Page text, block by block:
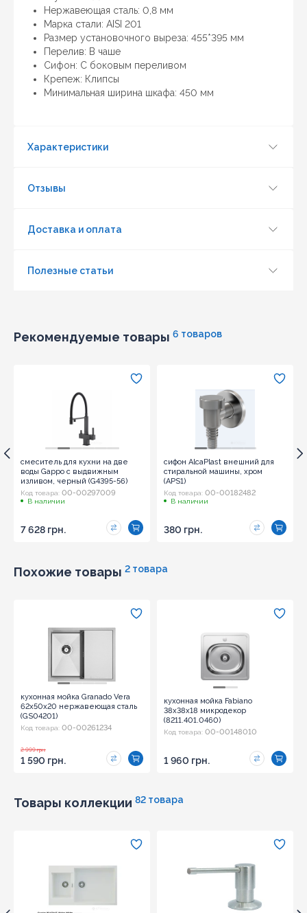
Нержавеющая сталь: 0,8 мм
Марка стали: AISI 201
Размер установочного выреза: 455*395 мм
Перелив: В чаше
Cифон: С боковым переливом
Крепеж: Клипсы
Минимальная ширина шкафа: 450 мм
Характеристики
Отзывы
Доставка и оплата
Полезные статьи
Рекомендуемые товары 6 товаров
смеситель для кухни на две
воды Gappo с выдвижным
изливом, черный (G4395-56)
Код товара: 00-00297009
В наличии
7 628 грн.
сифон AlcaPlast внешний для
стиральной машины, хром
(APS1)
Код товара: 00-00182482
В наличии
380 грн.
Похожие товары 2 товара
кухонная мойка Granado Vera
62x50x20 нержавеющая сталь
(GS04201)
Код товара: 00-00261234
2 999 грн.
1 590 грн.
кухонная мойка Fabiano
38x38x18 микродекор
(8211.401.0460)
Код товара: 00-00148010
1 960 грн.
Товары коллекции 82 товара
условии, что товар данной модели должен быть у
конкурента в наличии и цена на данный товар в
другом интернет-магазине актуальная и
действующая)